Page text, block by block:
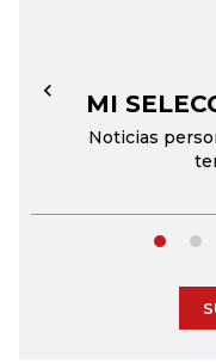
MI
Noticias
←